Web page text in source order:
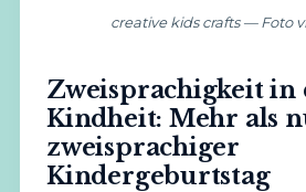
creative kids crafts — Foto
Zweisprachigkeit in
Kindheit: Mehr als
zweisprachiger
Kindergeburtstag